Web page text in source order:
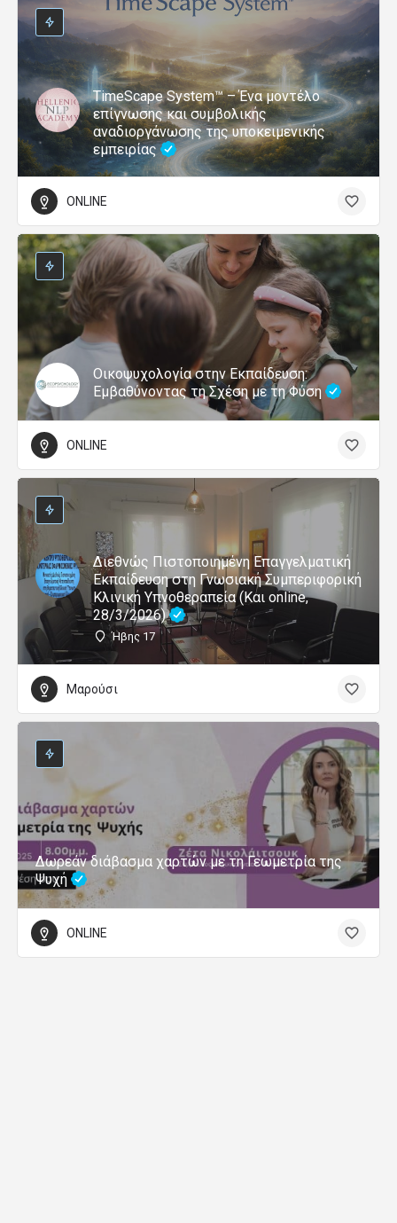
TimeScape System™ – Ένα μοντέλο
επίγνωσης και συμβολικής
αναδιοργάνωσης της υποκειμενικής
εμπειρίας
ONLINE
Οικοψυχολογία στην Εκπαίδευση:
Εμβαθύνοντας τη Σχέση με τη Φύση
ONLINE
Διεθνώς Πιστοποιημένη Επαγγελματική
Εκπαίδευση στη Γνωσιακή Συμπεριφορική
Κλινική Υπνοθεραπεία (Και online,
28/3/2026)
Ήβης 17
Μαρούσι
Δωρεάν διάβασμα χαρτών με τη Γεωμετρία της
Ψυχή
ONLINE